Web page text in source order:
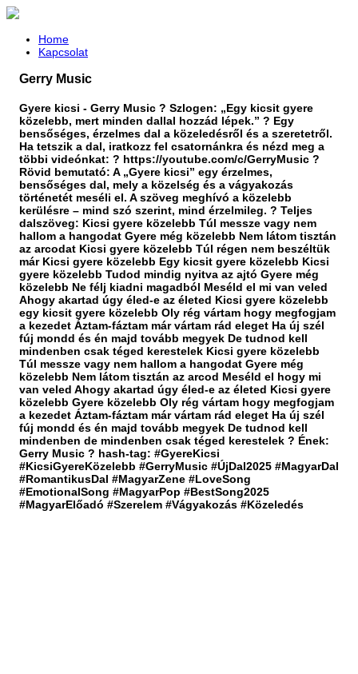
Home
Kapcsolat
Gerry Music
Gyere kicsi - Gerry Music ? Szlogen: „Egy kicsit gyere
közelebb, mert minden dallal hozzád lépek.” ? Egy
bensőséges, érzelmes dal a közeledésről és a szeretetről.
Ha tetszik a dal, iratkozz fel csatornánkra és nézd meg a
többi videónkat: ? https://youtube.com/c/GerryMusic ?
Rövid bemutató: A „Gyere kicsi” egy érzelmes,
bensőséges dal, mely a közelség és a vágyakozás
történetét meséli el. A szöveg meghívó a közelebb
kerülésre – mind szó szerint, mind érzelmileg. ? Teljes
dalszöveg: Kicsi gyere közelebb Túl messze vagy nem
hallom a hangodat Gyere még közelebb Nem látom tisztán
az arcodat Kicsi gyere közelebb Túl régen nem beszéltük
már Kicsi gyere közelebb Egy kicsit gyere közelebb Kicsi
gyere közelebb Tudod mindig nyitva az ajtó Gyere még
közelebb Ne félj kiadni magadból Meséld el mi van veled
Ahogy akartad úgy éled-e az életed Kicsi gyere közelebb
egy kicsit gyere közelebb Oly rég vártam hogy megfogjam
a kezedet Áztam-fáztam már vártam rád eleget Ha új szél
fúj mondd és én majd tovább megyek De tudnod kell
mindenben csak téged kerestelek Kicsi gyere közelebb
Túl messze vagy nem hallom a hangodat Gyere még
közelebb Nem látom tisztán az arcod Meséld el hogy mi
van veled Ahogy akartad úgy éled-e az életed Kicsi gyere
közelebb Gyere közelebb Oly rég vártam hogy megfogjam
a kezedet Áztam-fáztam már vártam rád eleget Ha új szél
fúj mondd és én majd tovább megyek De tudnod kell
mindenben de mindenben csak téged kerestelek ? Ének:
Gerry Music ? hash-tag: #GyereKicsi
#KicsiGyereKözelebb #GerryMusic #ÚjDal2025 #MagyarDal
#RomantikusDal #MagyarZene #LoveSong
#EmotionalSong #MagyarPop #BestSong2025
#MagyarElőadó #Szerelem #Vágyakozás #Közeledés